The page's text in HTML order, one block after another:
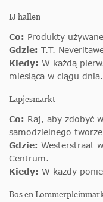
IJ hallen
Co: Produkty
Gdzie: T.T.
Kiedy: W każdą
miesiąca w ciągu dnia.
Lapjesmarkt
Co: Raj, aby zdobyć
samodzielnego
Gdzie: Westerstraat
Centrum.
Kiedy: W każdy
Bos en